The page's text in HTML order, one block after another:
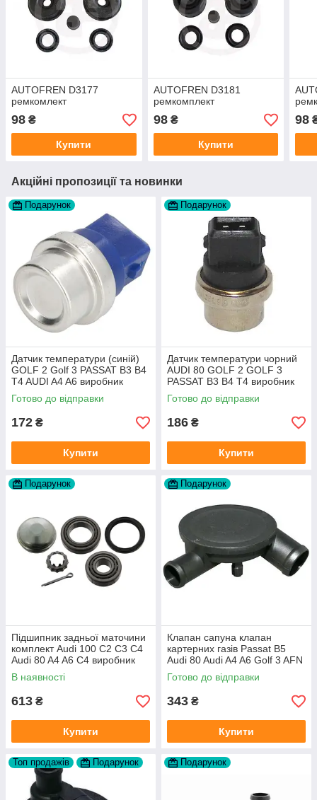
AUTOFREN D3177
ремкомлект
98 ₴
Купити
AUTOFREN D3181
ремкомплект
98₴
Купити
98
Акційні пропозиції та новинки
Подарунок
Датчик температури (синій)
GOLF 2 Golf 3 PASSAT B3 B4
T4 AUDI A4 A6 виробник
Topran Німеччина
Готово до відправки
172 ₴
Купити
Подарунок
Датчик температури чорний
AUDI 80 GOLF 2 GOLF 3
PASSAT B3 B4 T4 виробник
TOPRAN Німеччина
Готово до відправки
186 ₴
Купити
Подарунок
Підшипник задньої маточини
комплект Audi 100 C2 C3 C4
Audi 80 A4 A6 C4 виробник
FAG
В наявності
613 ₴
Купити
Подарунок
Клапан сапуна клапан
картерних газів Passat B5
Audi 80 Audi A4 A6 Golf 3 AFN
1Y AAZ 1Z AFF AEY AAZ AHB
AHU
Готово до відправки
343 ₴
Купити
Топ продажів Подарунок Подарунок